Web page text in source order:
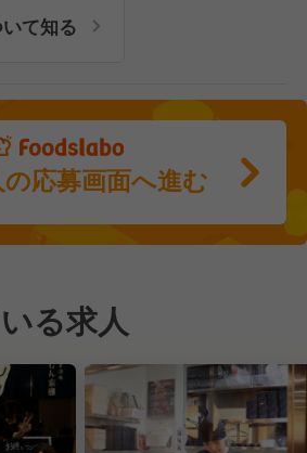
て知る
応募画面へ進む
る求人